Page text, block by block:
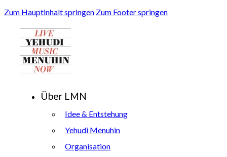
Zum Hauptinhalt springen Zum Footer springen
Über LMN
Idee & Entstehung
Yehudi Menuhin
Organisation